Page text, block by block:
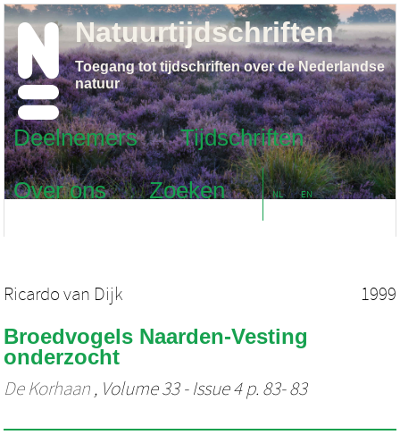
Deelnemers
Tijdschriften
Over ons
Zoeken NL EN
Natuurtijdschriften
Toegang tot tijdschriften over de Nederlandse
natuur
Ricardo van Dijk 1999
Broedvogels Naarden-Vesting
onderzocht
De Korhaan , Volume 33 - Issue 4 p. 83- 83